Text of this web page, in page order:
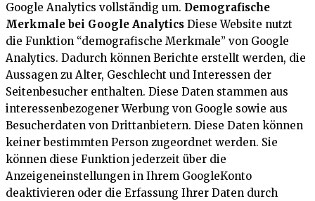
Google Analytics vollständig um. Demografische
Merkmale bei Google Analytics Diese Website nutzt
die Funktion “demografische Merkmale” von Google
Analytics. Dadurch können Berichte erstellt werden, die
Aussagen zu Alter, Geschlecht und Interessen der
Seitenbesucher enthalten. Diese Daten stammen aus
interessenbezogener Werbung von Google sowie aus
Besucherdaten von Drittanbietern. Diese Daten können
keiner bestimmten Person zugeordnet werden. Sie
können diese Funktion jederzeit über die
Anzeigeneinstellungen in Ihrem GoogleKonto
deaktivieren oder die Erfassung Ihrer Daten durch